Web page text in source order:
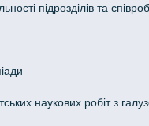
підрозділів та
наукових робіт з